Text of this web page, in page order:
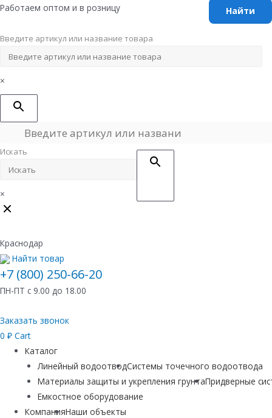
Перейти
содержимому
Работаем оптом и в розницу
Введите артикул или название товара
×
Искать
×
Краснодар
Найти товар
+7 (800) 250-66-20
ПН-ПТ с 9.00 до 18.00
Заказать звонок
0 ₽ Cart
Каталог
Линейный водоотводСистемы точечного водоотвода
Материалы защиты и укрепления грунтаПридверные
Емкостное оборудование
КомпанияНаши объекты